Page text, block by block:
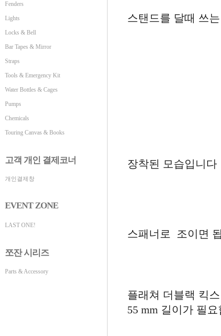
Fenders
Lights
Locks & Bell
Bar Tapes & Mirror
Straps
Tools & Emergency Kit
Water Bottles & Cages
Pumps
Chemicals
Touring Canvas & Books
고객 개인 결제코너
개인결제창
EVENT ZONE
LAST ONE!
쪼잔 시리즈
Parts & Accessory
스탠드를 달때 쓰
장착된 모습입니다
스패너로 조이면
플래쳐 더블랙 킥
55 mm 길이가 필